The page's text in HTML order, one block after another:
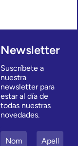
Newsletter
Suscríbete a
nuestra
newsletter para
estar al día de
todas nuestras
novedades.